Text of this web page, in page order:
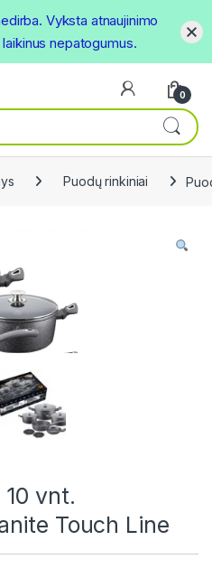
0
Puodų rinkiniai
vnt.
Touch Line
Vyksta atnaujinimo
nepatogumus.